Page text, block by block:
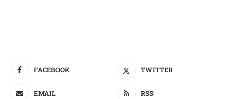
FACEBOOK TWITTER
EMAIL RSS